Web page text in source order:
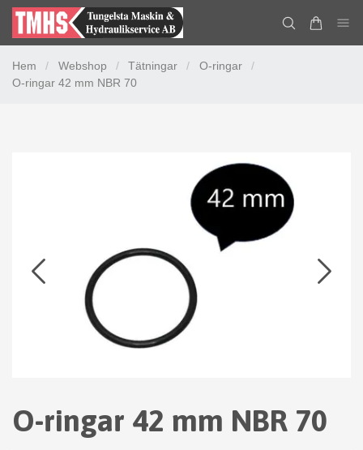
Hem / Webshop / Tätningar / O-ringar
/
O-ringar 42 mm NBR 70
O-ringar 42 mm NBR 70